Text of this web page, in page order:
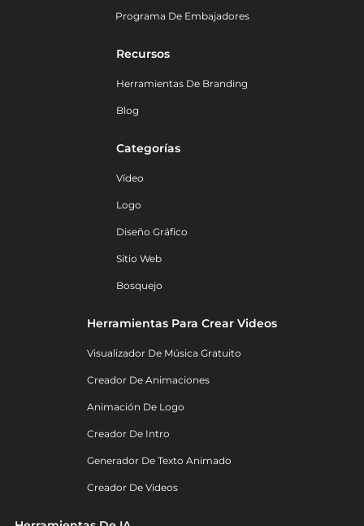
Programa De Embajadores
Recursos
Herramientas De Branding
Blog
Categorías
Vídeo
Logo
Diseño Gráfico
Sitio Web
Bosquejo
Herramientas Para Crear Videos
Visualizador De Música Gratuito
Creador De Animaciones
Animación De Logo
Creador De Intro
Generador De Texto Animado
Creador De Videos